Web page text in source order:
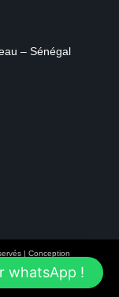
– Sénégal
| Conception
whatsApp !